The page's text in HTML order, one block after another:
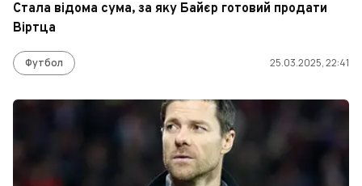
Стала відома сума, за яку Байєр готовий продати
Віртца
Футбол 25.03.2025, 22:41